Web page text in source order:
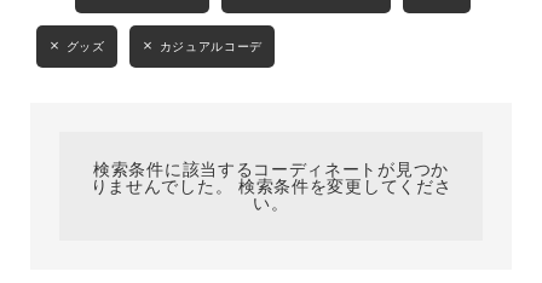
MENS LADIES KIDS
グッズ カジュアルコーデ
検索条件に該当するコーディネートが見つか
りませんでした。 検索条件を変更してくださ
い。